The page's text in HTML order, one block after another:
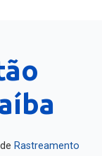
Rastreamento